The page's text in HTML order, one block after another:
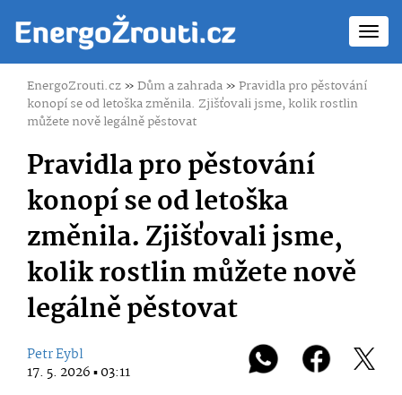
EnergoZrouti.cz»Dům a zahrada»Pravidla pro pěstování
konopí se od letoška změnila. Zjišťovali jsme, kolik rostlin
můžete nově legálně pěstovat
Pravidla pro pěstování
konopí se od letoška
změnila. Zjišťovali jsme,
kolik rostlin můžete nově
legálně pěstovat
Petr Eybl
17. 5. 2026 ▪ 03:11